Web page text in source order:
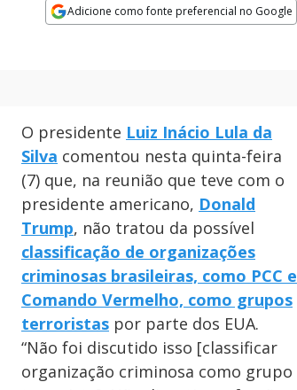
Adicione como fonte preferencial no Google
O presidente Luiz Inácio Lula da
Silva comentou nesta quinta-feira
(7) que, na reunião que teve com o
presidente americano, Donald
Trump, não tratou da possível
classificação de organizações
criminosas brasileiras, como PCC e
Comando Vermelho, como grupos
terroristas por parte dos EUA.
“Não foi discutido isso [classificar
organização criminosa como grupo